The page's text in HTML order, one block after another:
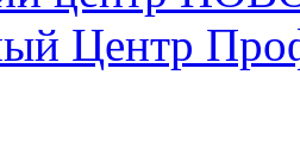
Центр